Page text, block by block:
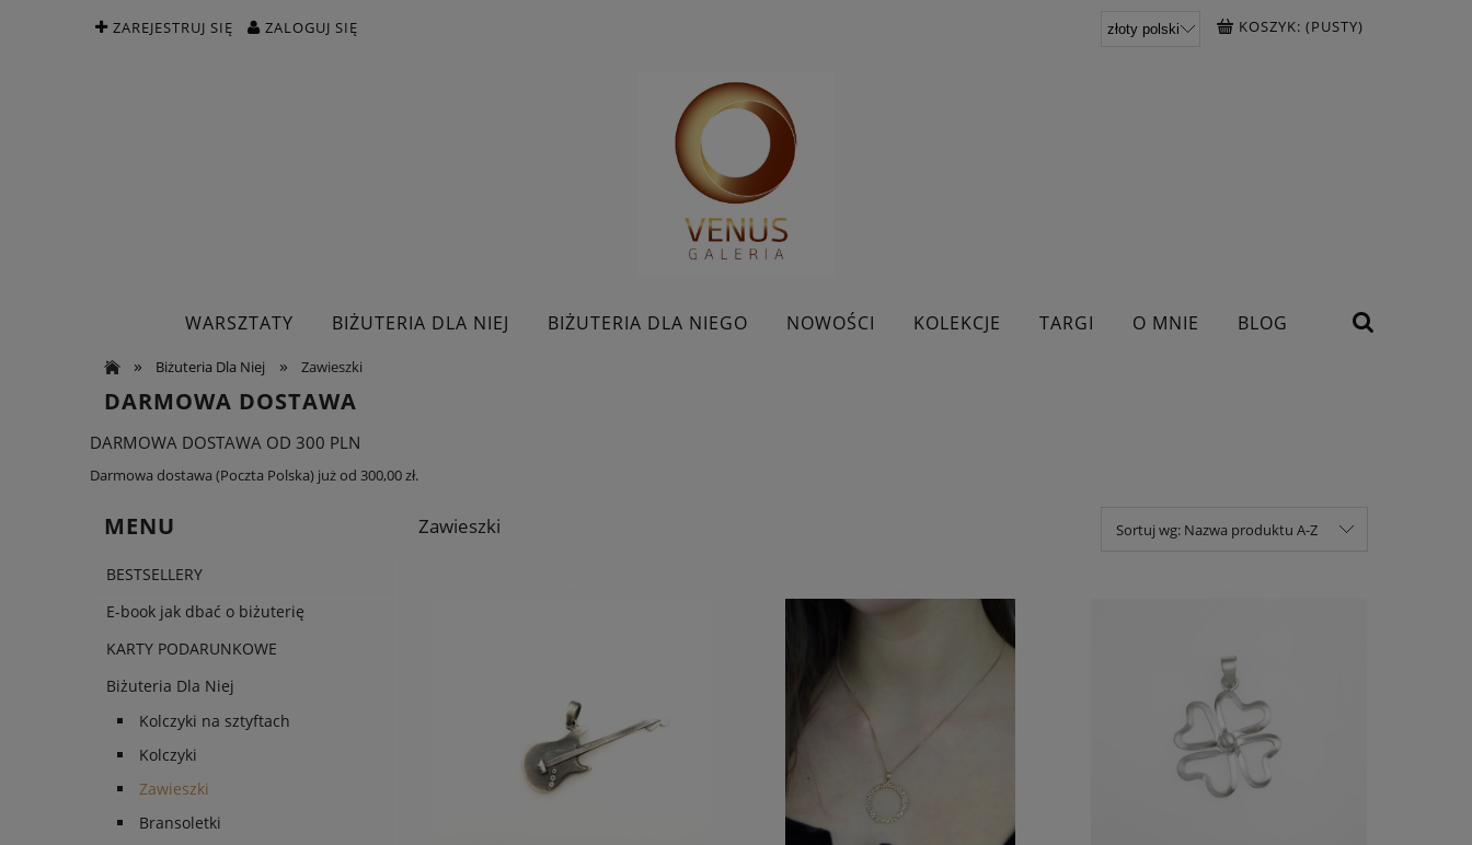
ZAREJESTRUJ SIĘ ZALOGUJ SIĘ KOSZYK: (PUSTY)
WARSZTATY BIŻUTERIA DLA NIEJ BIŻUTERIA DLA NIEGO NOWOŚCI KOLEKCJE TARGI O MNIE BLOG
» Biżuteria Dla Niej » Zawieszki
DARMOWA DOSTAWA
DARMOWA DOSTAWA OD 300 PLN
Darmowa dostawa (Poczta Polska) już od 300,00 zł.
MENU
BESTSELLERY
E-book jak dbać o biżuterię
KARTY PODARUNKOWE
Biżuteria Dla Niej
Kolczyki na sztyftach
Kolczyki
Zawieszki
Bransoletki
Zawieszki Sortuj wg: Nazwa produktu A-Z